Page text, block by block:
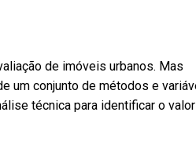
de imóveis urbanos. Mas
um conjunto de métodos e
técnica para identificar o